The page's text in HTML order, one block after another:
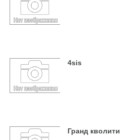
4sis
Гранд кволити